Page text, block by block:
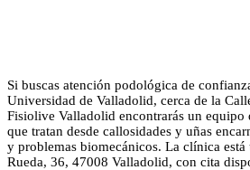
Si buscas atención podológica de
Universidad de Valladolid, cerca de la
Fisiolive Valladolid encontrarás un equipo
que tratan desde callosidades y uñas
y problemas biomecánicos. La clínica está
Rueda, 36, 47008 Valladolid, con cita